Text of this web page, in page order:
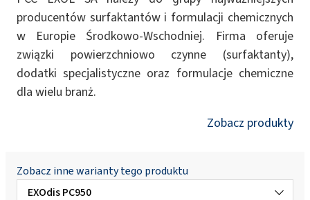
producentów surfaktantów i formulacji chemicznych
w Europie Środkowo-Wschodniej. Firma oferuje
związki powierzchniowo czynne (surfaktanty),
dodatki specjalistyczne oraz formulacje chemiczne
dla wielu branż.
Zobacz produkty
Zobacz inne warianty tego produktu
EXOdis PC950